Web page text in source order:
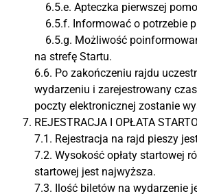
6.5.e. Apteczka pierwszej
6.5.f. Informować o potrzebie
6.5.g. Możliwość
na strefę Startu.
6.6. Po zakończeniu rajdu
wydarzeniu i zarejestrowany
poczty elektronicznej zostanie
REJESTRACJA I OPŁATA
7.1. Rejestracja na rajd pieszy
7.2. Wysokość opłaty startowej
startowej jest najwyższa.
7.3. Ilość biletów na wydarzenie